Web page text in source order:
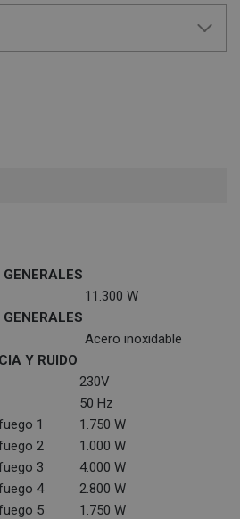
11.300 W
Acero inoxidable
Y RUIDO
230V
50 Hz
1
1.750 W
2
1.000 W
3
4.000 W
4
2.800 W
5
1.750 W